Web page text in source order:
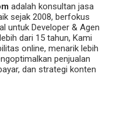
adalah konsultan jasa
sejak 2008, berfokus
untuk Developer & Agen
dari 15 tahun, Kami
online, menarik lebih
penjualan
dan strategi konten